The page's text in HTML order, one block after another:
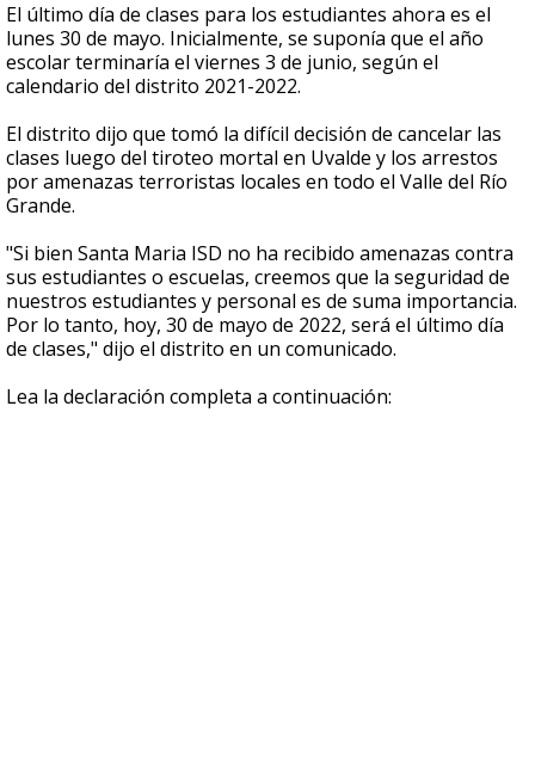
El último día de clases para los estudiantes ahora es el
lunes 30 de mayo. Inicialmente, se suponía que el año
escolar terminaría el viernes 3 de junio, según el
calendario del distrito 2021-2022.
El distrito dijo que tomó la difícil decisión de cancelar las
clases luego del tiroteo mortal en Uvalde y los arrestos
por amenazas terroristas locales en todo el Valle del Río
Grande.
"Si bien Santa Maria ISD no ha recibido amenazas contra
sus estudiantes o escuelas, creemos que la seguridad de
nuestros estudiantes y personal es de suma importancia.
Por lo tanto, hoy, 30 de mayo de 2022, será el último día
de clases," dijo el distrito en un comunicado.
Lea la declaración completa a continuación: